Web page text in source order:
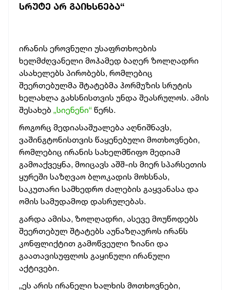
ᲡᲠᲣᲢᲔ ᲐᲠ ᲒᲐᲘᲮᲡᲜᲔᲑᲐ“
ირანის ეროვნული უსაფრთხოების
ხელმძღვანელი მოჰამედ ბაღერ ზოლღადრი
ასახელებს პირობებს, რომლებიც
შეერთებულმა შტატებმა ჰორმუზის სრუტის
ხელახლა გახსნისთვის უნდა შეასრულოს. ამის
შესახებ „სიენენი“ წერს.
როგორც მედიასაშუალება აღნიშნავს,
ვაშინგტონისთვის წაყენებული მოთხოვნები,
რომლებიც ირანის სახელმწიფო მედიამ
გამოაქვეყნა, მოიცავს აშშ-ის მიერ სპარსეთის
ყურეში საზღვაო ბლოკადის მოხსნას,
საკუთარი სამხედრო ძალების გაყვანასა და
ომის სამუდამოდ დასრულებას.
გარდა ამისა, ზოლღადრი, ასევე მოუწოდებს
შეერთებულ შტატებს აუნაზღაუროს ირანს
კონფლიქტით გამოწვეული ზიანი და
გაათავისუფლოს გაყინული ირანული
აქტივები.
„ეს არის ირანელი ხალხის მოთხოვნები,